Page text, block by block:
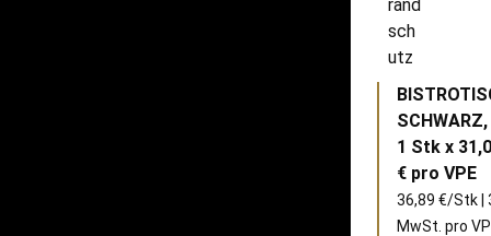
1 Stk x
€ pro VPE
36,89 €/Stk |
MwSt. pro